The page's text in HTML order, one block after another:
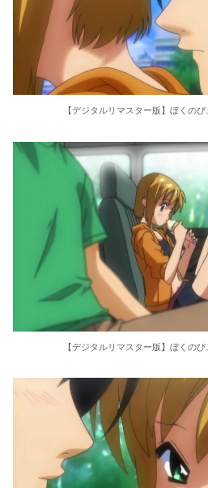
【デジタルリマスター版】ぼくの
【デジタルリマスター版】ぼくの